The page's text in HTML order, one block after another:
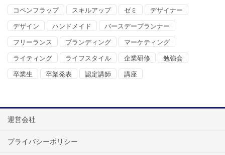
コペンフラップ スキルアップ ゼミ デザイナー
デザイン ハンドメイド バースデープランナー
フリーランス ブランディング マーケティング
ライティング ライフスタイル 企業研修 勉強会
卒業生 卒業発表 認定講師 講座
運営会社
プライバシーポリシー